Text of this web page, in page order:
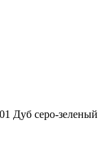
Дуб серо-зеленый